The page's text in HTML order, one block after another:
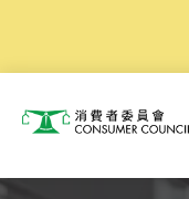
消費者委員會